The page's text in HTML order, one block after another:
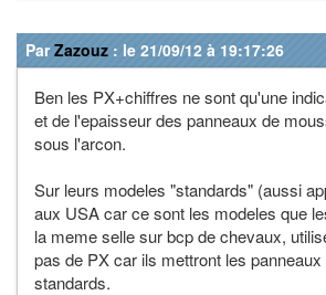
ParZazouz : le 21/09/12 à 19:17:26
Ben les PX+chiffres ne sont qu'une
et de l'epaisseur des panneaux de
sous l'arcon.
Sur leurs modeles "standards" (aussi
aux USA car ce sont les modeles que
la meme selle sur bcp de chevaux,
pas de PX car ils mettront les panneaux
standards.